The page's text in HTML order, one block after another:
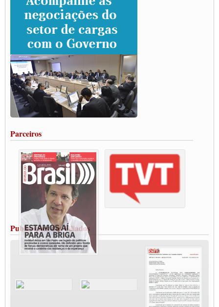
CNTTL e lideranças de caminhoneiros participam de debate sobre saúde nas
rodovias
Paulinho e Litti debatem política global para transporte rodoviário de cargas na
SUTCRA no Uruguai
Grande Conquista da Categoria transporte de Cargas e Caminhoneiros Autonomos
ENCONTRO INTERNACIONAL EM APOIO A CLASSE TRABALHADORA
DO BRASIL E A ELEIÇÃO 2022
Carta às Brasileiras e aos Brasileiros em Defesa do Estado Democrático de Direito
Paulinho, presidente da CNTTL, faz balanço do 3º Congresso da CNTTL
Caminhoneiros aprovam greve a partir do 1º de novembro
Rodoviários de Feira Santana fazem Assembleia para avaliar proposta de reajuste
salarial
Vacina Já: Lockdown de 24 horas dos trabalhadores em transportes está mantido,
Condutores de Guarulhos farão greve sanitária nesta terça-feira (20)
Paralisação dos Caminhoneiros na #BR285, entrocamento que liga o Mercosul ao
Rio Grande
Caminhoneiros bloqueiam duas faixas na Castello Branco e fazem protesto
Modal-Live #13 Aumento da Violência Contra Mulher e o Adoecimento da Classe
Trabalhadora em Tempos de Pandemia
MODAL-LIVE#12 POLÍTICAS PÚBLICAS DE TRANSPORTE PARA A
CLASSE TRABALHADORA E ELEIÇÕES NA PANDEMIA
MODAL-LIVE#11 POLÍTICAS PÚBLICAS DE TRANSPORTE
JUVENTUDE DO TRANSPORTE: POR QUE DEVEMOS NOS ORGANIZAR?
Fabio Primo testa positivo para Coronavírus, mas está bem de saúde
Modal-Live#9 Quais são os direitos dos trabalhador@s que contraem a Covid-19 na
Participe da Campanha Fora Bolsonaro
CNTTL e FECOOTAC apoiam Campanha de testes de COVID-19 para
Parceiros
Publicações dos Filiados